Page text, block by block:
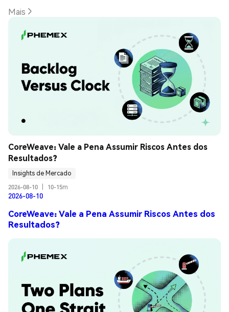
Mais
CoreWeave: Vale a Pena Assumir Riscos Antes dos
Resultados?
Insights de Mercado
2026-08-10
10-15m
2026-08-10
CoreWeave: Vale a Pena Assumir Riscos Antes dos
Resultados?